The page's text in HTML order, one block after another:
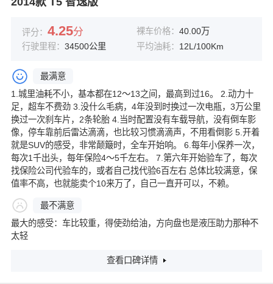
评分： 4.25分 裸车价格： 40.00万
行驶里程： 34500公里 平均油耗： 12L/100Km
最满意
1.城里油耗不小，基本都在12～13之间，最高到过16。 2.动力十
足，超车不费劲 3.没什么毛病，4年没到时换过一次电瓶，3万公里
换过一次刹车片，2条轮胎 4.当时配置没有车载导航，没有倒车影
像，停车靠前后雷达滴滴，也比较习惯滴滴声，不用看倒影 5.开着
就是SUV的感受，非常颠簸时，全车开始响。 6.每年小保养一次，
每次1千出头，每年保险4～5千左右。 7.第六年开始验车了，每次
找保险公司代验车的，或者自己找代验6百左右 总体比较满意，保
值率不高，也就能卖个10来万了，自己一直开可以，不赖。
最不满意
最大的感受：车比较重，得使劲给油，方向盘也是液压助力那种不
太轻
查看口碑详情